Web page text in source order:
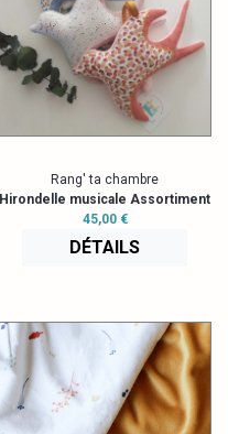
Rang' ta chambre
Hirondelle musicale Assortiment
45,00 €
DÉTAILS